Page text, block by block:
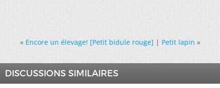
« Encore un élevage! [Petit bidule rouge]|Petit lapin »
DISCUSSIONS SIMILAIRES